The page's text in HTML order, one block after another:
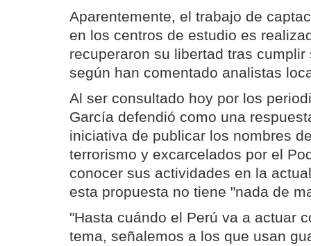
Aparentemente, el trabajo de
en los centros de estudio es
recuperaron su libertad tras
según han comentado analistas
Al ser consultado hoy por los
García defendió como una
iniciativa de publicar los nombres
terrorismo y excarcelados por el
conocer sus actividades en la
esta propuesta no tiene "nada de
"Hasta cuándo el Perú va a actuar
tema, señalemos a los que usan